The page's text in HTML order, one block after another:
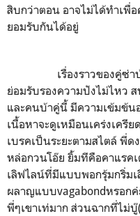
สิบกว่าตอน อาจไม่ได้ทำเพื่
ยอมรับกันได้อยู่
เรื่องราวของคู่ซ่าบ้าพ
ย่อมรับรองความปังไม่ไหว
และคนบ้าคู่นี้ มีความเข้มข้น
เนื้อหาจะดูเหมือนเคร่งเครี
เบรคเป็นระยะตามสไตล์ พี่
หล่อกวนโอ๊ย ยิ้มทีคือคาแรคเ
เลิฟไลน์ที่มีแบบพอกรุ้มกริ่ม
ผลาญแบบvagabondหรอก
พี่ๆเขาเท่มาก ส่วนฉากที่ไม่